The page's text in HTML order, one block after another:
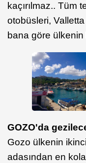
kaçırılmaz.. Tüm
otobüsleri,
bana göre ülkenin
GOZO'da
Gozo ülkenin
adasından en